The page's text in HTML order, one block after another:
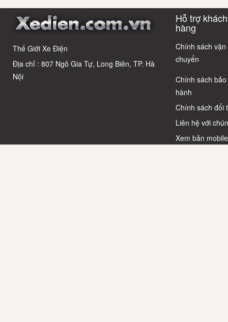
học sinh cấp 2
Cáo! 5 Bẫy
Quyết Chọn Xe
Chuẩn Chỉnh
có câu trả lời
Cho Học
Thế Giới Xe Điện
Địa chỉ : 807 Ngô Gia Tự, Long Biên, TP. Hà
Nội
Hỗ trợ khách
hàng
Chính sách vận
chuyển
Chính sách bảo
hành
Chính sách đổi
Liên hệ với
Xem bản